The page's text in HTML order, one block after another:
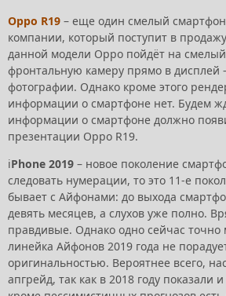
Oppo R19 – еще один смелый смартфон
компании, который поступит в
данной модели Oppo пойдёт на
фронтальную камеру прямо в дисплей
фотографии. Однако кроме этого
информации о смартфоне нет. Будем
информации о смартфоне должно
презентации Oppo R19.
iPhone 2019 – новое поколение
следовать нумерации, то это 11-е
бывает с Айфонами: до выхода
девять месяцев, а слухов уже полно.
правдивые. Однако одно сейчас точно
линейка Айфонов 2019 года не
оригинальностью. Вероятнее всего,
апгрейд, так как в 2018 году показали